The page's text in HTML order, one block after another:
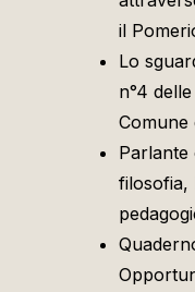
il
Lo
n°4
Comune
Parlante
filosofia,